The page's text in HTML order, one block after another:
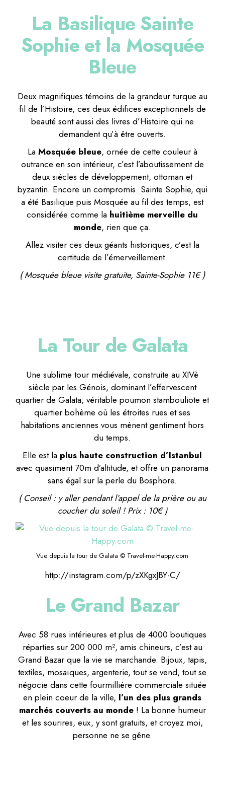
La Basilique Sainte
Sophie et la Mosquée
Bleue
Deux magnifiques témoins de la grandeur turque au
fil de l’Histoire, ces deux édifices exceptionnels de
beauté sont aussi des livres d’Histoire qui ne
demandent qu’à être ouverts.
La Mosquée bleue, ornée de cette couleur à
outrance en son intérieur, c’est l’aboutissement de
deux siècles de développement, ottoman et
byzantin. Encore un compromis. Sainte Sophie, qui
a été Basilique puis Mosquée au fil des temps, est
considérée comme la huitième merveille du
monde, rien que ça.
Allez visiter ces deux géants historiques, c’est la
certitude de l’émerveillement.
( Mosquée bleue visite gratuite, Sainte-Sophie 11€ )
La Tour de Galata
Une sublime tour médiévale, construite au XIVè
siècle par les Génois, dominant l’effervescent
quartier de Galata, véritable poumon stambouliote et
quartier bohème où les étroites rues et ses
habitations anciennes vous mènent gentiment hors
du temps.
Elle est la plus haute construction d’Istanbul
avec quasiment 70m d’altitude, et offre un panorama
sans égal sur la perle du Bosphore.
( Conseil : y aller pendant l’appel de la prière ou au
coucher du soleil ! Prix : 10€ )
Vue depuis la tour de Galata © Travel-me-Happy.com
http://instagram.com/p/zXKgxJBY-C/
Le Grand Bazar
Avec 58 rues intérieures et plus de 4000 boutiques
réparties sur 200 000 m², amis chineurs, c’est au
Grand Bazar que la vie se marchande. Bijoux, tapis,
textiles, mosaïques, argenterie, tout se vend, tout se
négocie dans cette fourmillière commerciale située
en plein coeur de la ville, l’un des plus grands
marchés couverts au monde ! La bonne humeur
et les sourires, eux, y sont gratuits, et croyez moi,
personne ne se gêne.